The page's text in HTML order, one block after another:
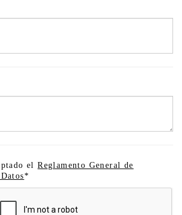
elReglamento General de
*